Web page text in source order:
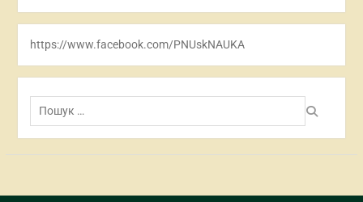
https://www.facebook.com/PNUskNAUKA
Пошук: